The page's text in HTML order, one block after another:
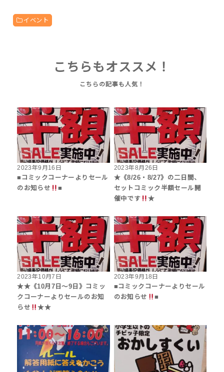
イベント
こちらもオススメ！
2023年9月16日
■コミックコーナーよりセール
のお知らせ
■
2023年8月26日
★《8/26・8/27》の二日間、
セットコミック半額セール開
催中です
★
2023年10月7日
★★《10月7日～9日》コミッ
クコーナーよりセールのお知
らせ
★★
2023年9月18日
■コミックコーナーよりセール
のお知らせ
■